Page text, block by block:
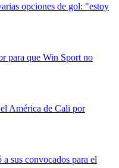
opciones de gol: "estoy
para que Win Sport no
América de Cali por
sus convocados para el